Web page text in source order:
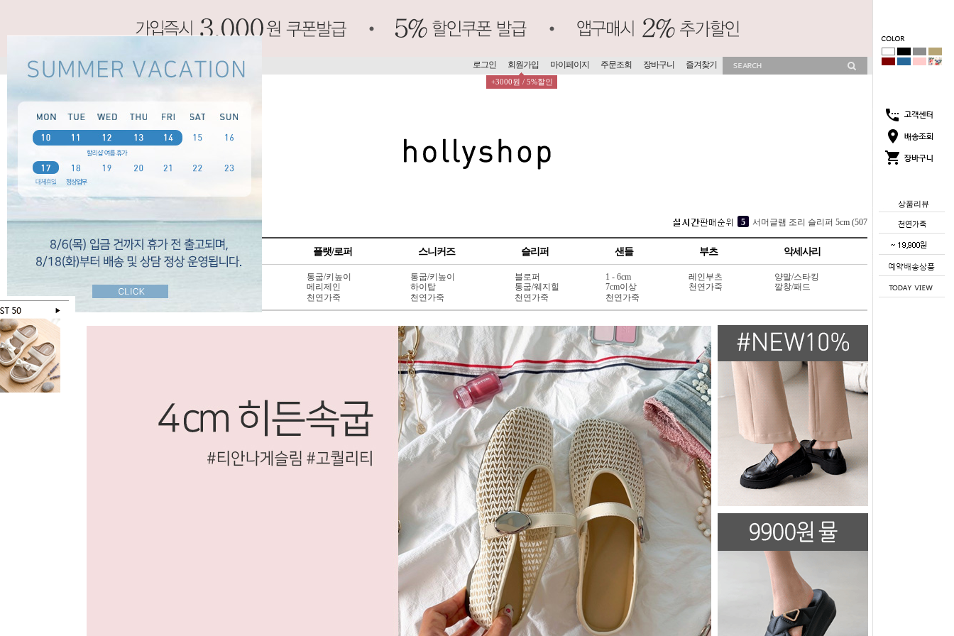
상품리뷰
로그인 회원가입
+3000원 / 5%할인
마이페이지 주문조회 장바구니 즐겨찾기
2 코코썸 슬리퍼 4cm (715V11)
4 [소가죽] 각선미 웨지 슬리퍼 7cm (404L6)
서머글램 조리 슬리퍼 5cm (507V3)
SPECIAL 펌프스 플랫/로퍼 스니커즈 슬리퍼 샌들 부츠 악세사리
BEST 50
SALE
통굽/키높이
메리제인
천연가죽
통굽/키높이
하이탑
천연가죽
블로퍼
통굽/웨지힐
천연가죽
1 - 6cm
7cm이상
천연가죽
레인부츠
천연가죽
양말/스타킹
깔창/패드